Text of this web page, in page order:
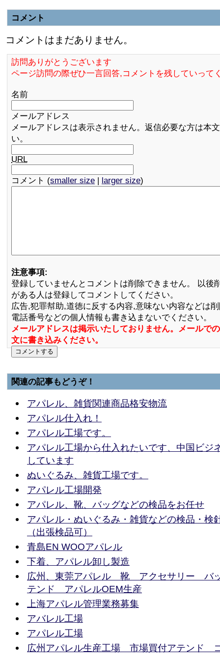
コメント
コメントはまだありません。
訪問ありがとうございます
ページ訪問の際ぜひ一言回答,コメントを残していって
名前
メールアドレス
メールアドレスは表示されません。返信必要な方は本
い。
URL
コメント (smaller size | larger size)
注意事項:
登録していませんとコメントは削除できません。 以後
がある人は登録してコメントしてください。
広告,犯罪幇助,道徳に反する内容,意味ない内容などは
電話番号などの個人情報も書き込まないでください。
メールアドレスは掲示いたしておりません。メールで
文に書き込みください。
関連の記事もどうぞ！
アパレル、雑貨関連商品格安物流
アパレル仕入れ！
アパレル工場です。
アパレル工場から仕入れたいです、中国ビジ
しています
ぬいぐるみ、雑貨工場です。
アパレル工場開発
アパレル、靴、バッグなどの検品をお任せ
アパレル・ぬいぐるみ・雑貨などの検品・検
（出張検品可）
青島EN WOOアパレル
下着、アパレル卸し製造
広州、東莞アパレル 靴 アクセサリー バ
テンド アパレルOEM生産
上海アパレル管理業務募集
アバレル工場
アパレル工場
広州アパレル生産工場 市場買付アテンド